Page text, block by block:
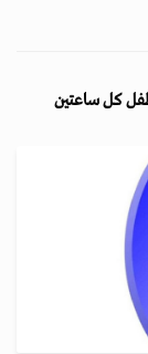
طفل كل ساعتين